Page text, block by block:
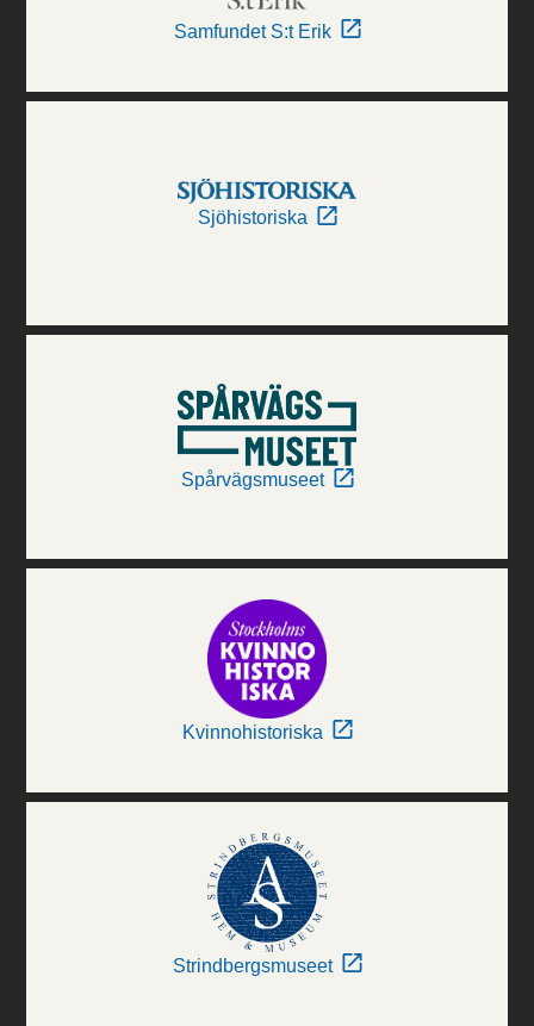
Samfundet S:t Erik
Sjöhistoriska
Spårvägsmuseet
Kvinnohistoriska
Strindbergsmuseet